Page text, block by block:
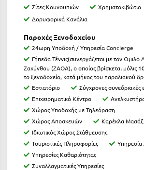
Κάλαμος
Κάλυμνος
Καμένα Βούρλα
Καρδάμαινα
Καρδαμύλη
Καρδίτσα
Καρπενήσι
Σίτες Κουνουπιών
Χρηματοκιβώτιο
Δορυφορικά Κανάλια
Παροχές Ξενοδοχείου
24ωρη Υποδοχή / Υπηρεσία Concierge
Γήπεδα Τέννις(συνεργάζεται με τον Όμιλο
Ζακύνθου (ΖΑΟΑ), ο οποίος βρίσκεται μόλις
το ξενοδοχείο, κατά μήκος του παραλιακού
Εστιατόριο
Σύγχρονες συνεδριακές
Επιχειρηματικό Κέντρο
Χώρος Υποδοχής με Τηλεόραση
Χώρος Αποσκευών
Καρέκλα Μασάζ
Ιδιωτικός Χώρος Στάθμευσης
Τουριστικές Πληροφορίες
Υπηρεσίες Καθαριότητας
Συναλλαγματικές Υπηρεσίες